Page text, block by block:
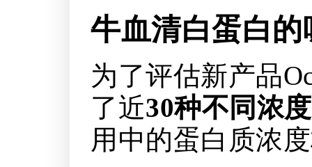
牛血清白蛋白
为了评估新产品
了近30种不同浓
用中的蛋白质浓